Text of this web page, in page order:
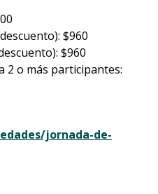
$960
$960
2 o más participantes:
jornada-de-